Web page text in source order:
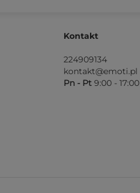
Kontakt
224909134
kontakt@emoti.pl
Pn - Pt 9:00 - 17:00